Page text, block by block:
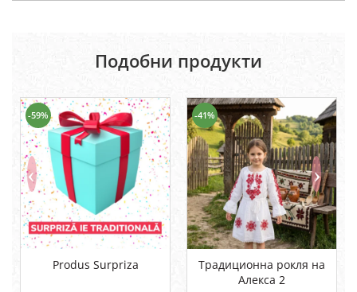
Подобни продукти
-59%
Produs Surpriza
-41%
Традиционна рокля на
Алекса 2